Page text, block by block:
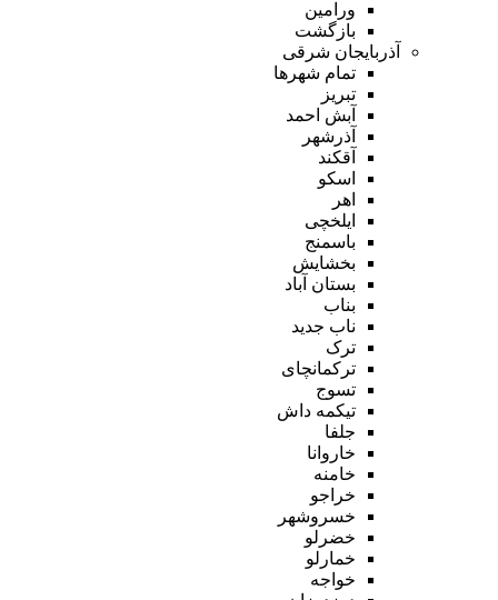
ورامین
بازگشت
آذربایجان شرقی
تمام شهر‌ها
تبریز
آبش احمد
آذرشهر
آقکند
اسکو
اهر
ایلخچی
باسمنج
بخشایش
بستان آباد
بناب
ناب جدید
ترک
ترکمانچای
تسوج
تیکمه داش
جلفا
خاروانا
خامنه
خراجو
خسروشهر
خضرلو
خمارلو
خواجه